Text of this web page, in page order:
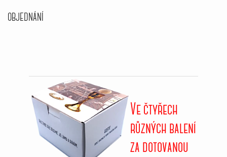
OBJEDNÁNÍ
Ve čtyřech
různých balení
za dotovanou